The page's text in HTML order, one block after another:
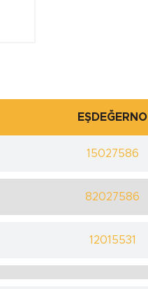
EŞDEĞERNO
15027586
82027586
12015531